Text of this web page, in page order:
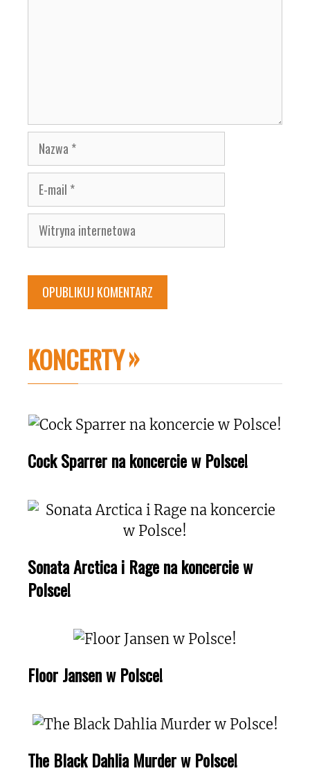
Nazwa
E-
mail
Witryna
internetowa
KONCERTY
Cock Sparrer na koncercie w Polsce!
Sonata Arctica i Rage na koncercie w
Polsce!
Floor Jansen w Polsce!
The Black Dahlia Murder w Polsce!